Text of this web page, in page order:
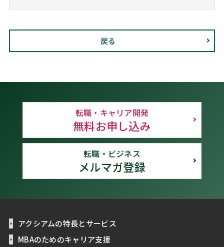
戻る
転職・キャリア開発
無料お申し込み
転職・ビジネス
メルマガ登録
アクシアムの特長とサービス
MBAのためのキャリア支援